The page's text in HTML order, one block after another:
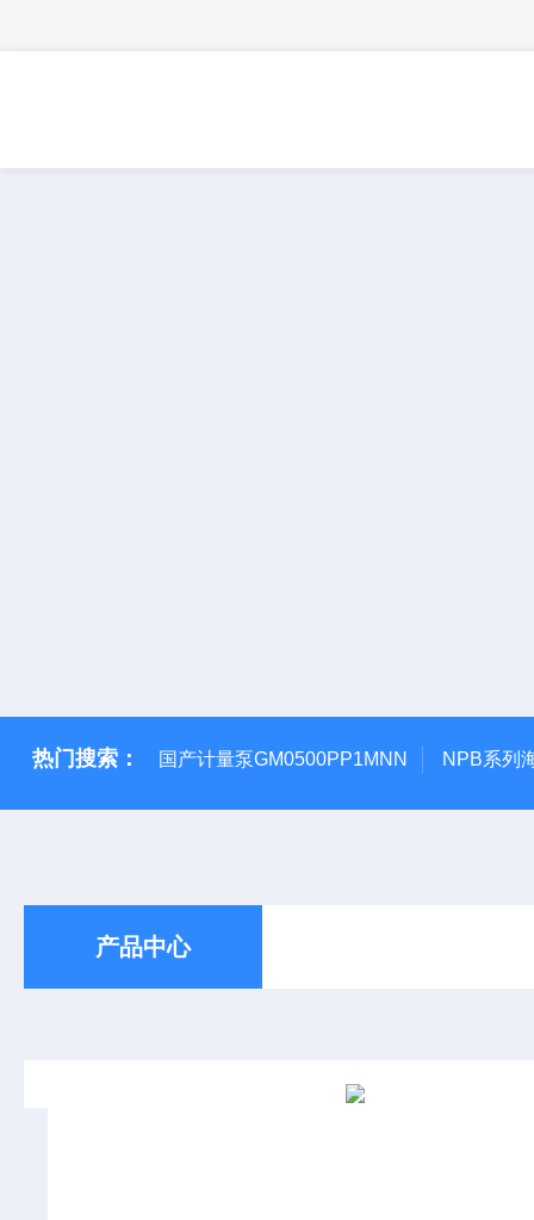
热门搜索： 国产计量泵GM0500PP1MNN NPB系列
产品中心